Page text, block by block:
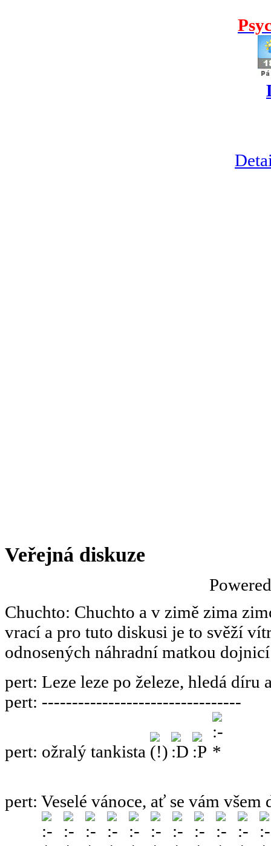
Veřejná diskuze
Chuchto: Chuchto a v zimě zima
vrací a pro tuto diskusi je to svěží
odnosených náhradní matkou
pert: Leze leze po železe, hledá díru
pert: ---------------------------------
pert: ožralý tankista
pert: Veselé vánoce, ať se vám všem